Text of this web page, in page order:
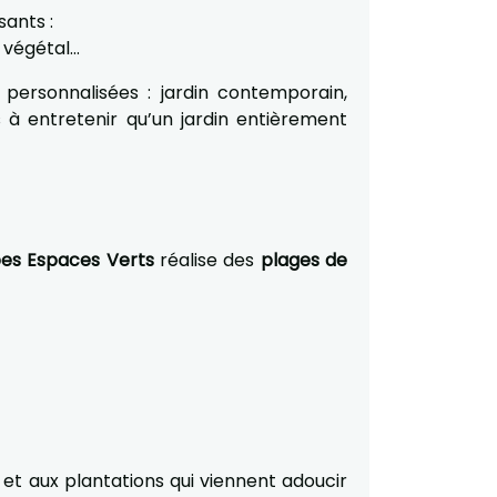
:
: jardin contemporain,
entretenir qu’un jardin entièrement
Espaces Vertsréalise des plages de
aux plantations qui viennent adoucir